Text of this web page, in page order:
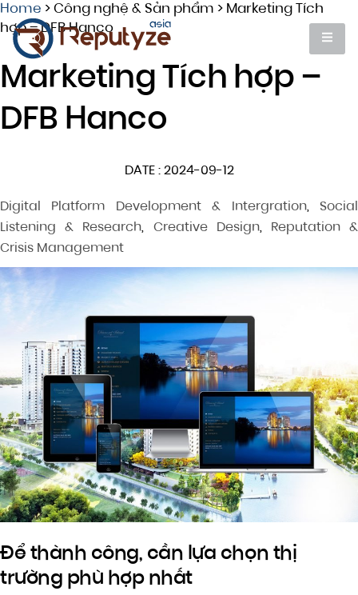
Home > Công nghệ & Sản phẩm > Marketing Tích
hợp – DFB Hanco
Marketing Tích hợp –
DFB Hanco
DATE : 2024-09-12
Digital Platform Development & Intergration,Social
Listening & Research, Creative Design, Reputation &
Crisis Management
Để thành công, cần lựa chọn thị
trường phù hợp nhất